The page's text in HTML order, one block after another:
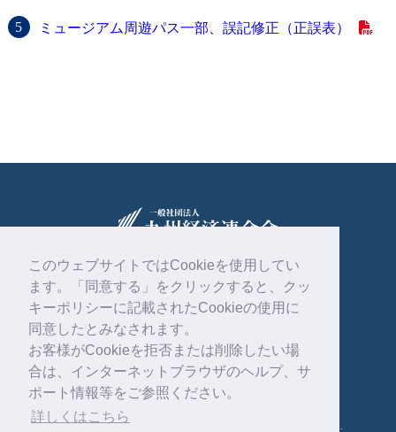
このウェブサイトではCookieを使用してい
ます。「同意する」をクリックすると、クッ
キーポリシーに記載されたCookieの使用に
同意したとみなされます。
お客様がCookieを拒否または削除したい場
合は、インターネットブラウザのヘルプ、サ
ポート情報等をご参照ください。
詳しくはこちら
ミュージアム周遊パス一部、誤記修正（正誤表）
〒810-0004
福岡市中央区渡辺通2丁目1番82号
092-761-4261
Copyright © 一般社団法人 九州経済連合会 . All rights reserved.